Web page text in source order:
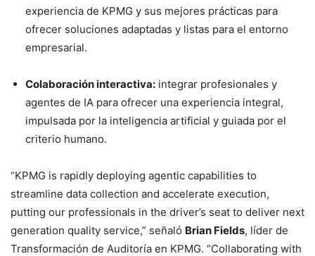
experiencia de KPMG y sus mejores prácticas para
ofrecer soluciones adaptadas y listas para el entorno
empresarial.
Colaboración interactiva: integrar profesionales y
agentes de IA para ofrecer una experiencia integral,
impulsada por la inteligencia artificial y guiada por el
criterio humano.
“KPMG is rapidly deploying agentic capabilities to
streamline data collection and accelerate execution,
putting our professionals in the driver’s seat to deliver next
generation quality service,” señaló Brian Fields, líder de
Transformación de Auditoría en KPMG. “Collaborating with